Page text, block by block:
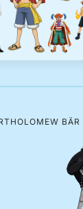
BÄR